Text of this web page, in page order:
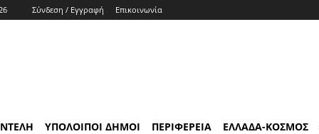
Σύνδεση / Εγγραφή Επικοινωνία
ΥΠΟΛΟΙΠΟΙ ΔΗΜΟΙ ΠΕΡΙΦΕΡΕΙΑ ΕΛΛΑΔΑ-ΚΟΣΜΟΣ